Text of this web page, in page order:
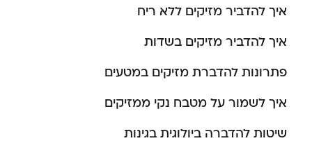
איך להדביר מזיקים ללא ריח
איך להדביר מזיקים בשדות
פתרונות להדברת מזיקים במטעים
איך לשמור על מטבח נקי ממזיקים
שיטות להדברה ביולוגית בגינות